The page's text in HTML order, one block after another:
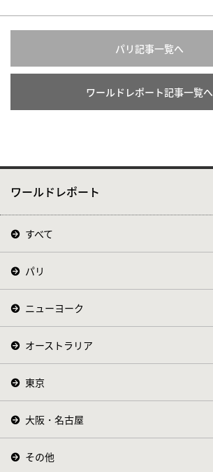
パリ記事一覧へ
ワールドレポート記事一覧へ
ワールドレポート
すべて
パリ
ニューヨーク
オーストラリア
東京
大阪・名古屋
その他